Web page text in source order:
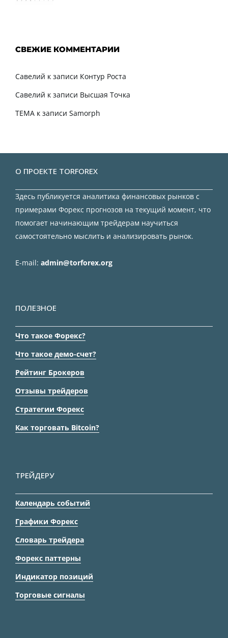
СВЕЖИЕ КОММЕНТАРИИ
Савелий к записи Контур Роста
Савелий к записи Высшая Точка
TEMA к записи Samorph
О ПРОЕКТЕ TORFOREX
Здесь публикуется аналитика финансовых рынков с
примерами Форекс прогнозов на текущий момент, что
помогает начинающим трейдерам научиться
самостоятельно мыслить и анализировать рынок.
E-mail: admin@torforex.org
ПОЛЕЗНОЕ
Что такое Форекс?
Что такое демо-счет?
Рейтинг Брокеров
Отзывы трейдеров
Стратегии Форекс
Как торговать Bitcoin?
ТРЕЙДЕРУ
Календарь событий
Графики Форекс
Словарь трейдера
Форекс паттерны
Индикатор позиций
Торговые сигналы